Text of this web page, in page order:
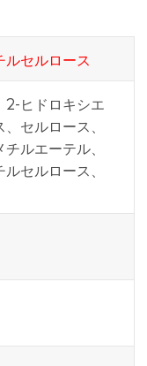
ルセルロース
2-ヒドロキシエ
セルロース、
ルエーテル、
セルロース、